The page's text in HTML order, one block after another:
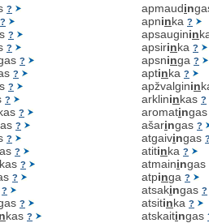
?
?
?
?
?
?
?
?
?
?
?
?
kas ?
?
?
?
nkas ?
apmaudin
apninka ?
apsauginin
apsirinka ?
apsninga ?
aptinka ?
apžvalginin
arklininkas ?
aromatin
ašaringas ?
atgaivingas
atitinka ?
atmainingas
atpinga ?
atsakingas ?
atsitinka ?
atskaitingas